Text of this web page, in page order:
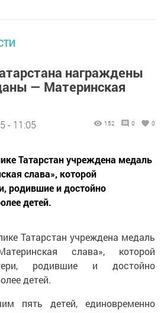
награждены
— Материнская
- 11:05 152 0 0
Татарстан учреждена медаль
слава», которой
родившие и достойно
детей.
Татарстан учреждена медаль
слава», которой
родившие и достойно
детей.
пять детей, единовременно